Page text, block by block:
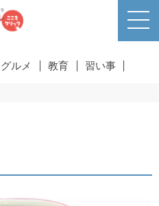
グルメ 教育 習い事